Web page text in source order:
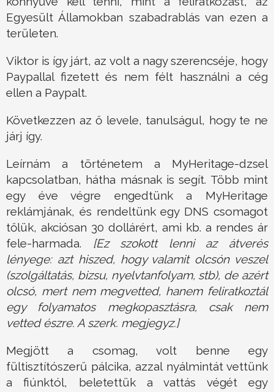
Egyesült Államokban szabadrablás van ezen a
területen.
Viktor is így járt, az volt a nagy szerencséje, hogy
Paypallal fizetett és nem félt használni a cég
ellen a Paypalt.
Következzen az ő levele, tanulságul, hogy te ne
járj így.
Leírnám a történetem a MyHeritage-dzsel
kapcsolatban, hátha másnak is segít. Több mint
egy éve végre engedtünk a MyHeritage
reklámjának, és rendeltünk egy DNS csomagot
tőlük, akciósan 30 dollárért, ami kb. a rendes ár
fele-harmada.
[Ez szokott lenni az átverés
lényege: azt hiszed, hogy valamit olcsón veszel
(szolgáltatás, bizsu, nyelvtanfolyam, stb), de azért
olcsó, mert nem megvetted, hanem feliratkoztál
egy folyamatos megkopasztásra, csak nem
vetted észre. A szerk. megjegyz.]
Megjött a csomag, volt benne egy
fültisztítószerű pálcika, azzal nyálmintát vettünk
a fiúnktól, beletettük a vattás végét egy